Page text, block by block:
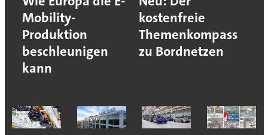
Mobility-
Produktion
beschleunigen
kann
kostenfreie
Themenkompass
zu Bordnetzen